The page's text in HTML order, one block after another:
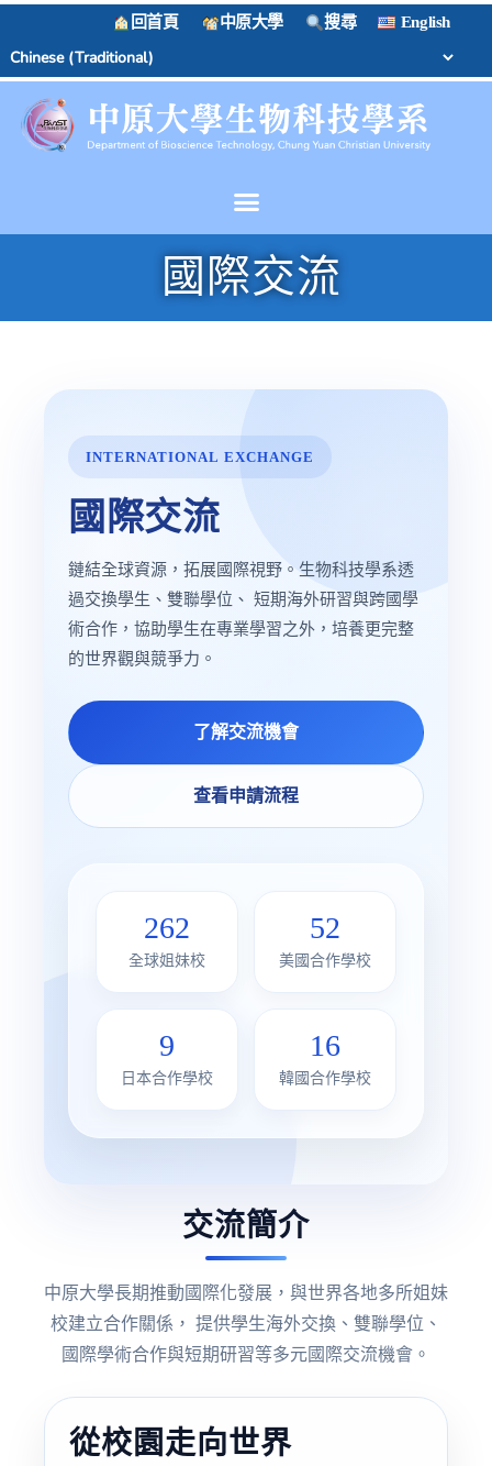
回首頁 中原大學 搜尋 English
國際交流
INTERNATIONAL EXCHANGE
國際交流
鏈結全球資源，拓展國際視野。生物科技學系透
過交換學生、雙聯學位、 短期海外研習與跨國學
術合作，協助學生在專業學習之外，培養更完整
的世界觀與競爭力。
了解交流機會
查看申請流程
262
全球姐妹校
52
美國合作學校
9
日本合作學校
16
韓國合作學校
交流簡介
中原大學長期推動國際化發展，與世界各地多所姐妹
校建立合作關係， 提供學生海外交換、雙聯學位、
國際學術合作與短期研習等多元國際交流機會。
從校園走向世界